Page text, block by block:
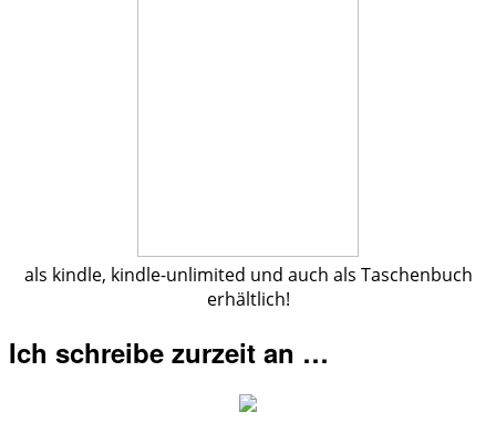
als kindle, kindle-unlimited und auch als Taschenbuch
erhältlich!
Ich schreibe zurzeit an …